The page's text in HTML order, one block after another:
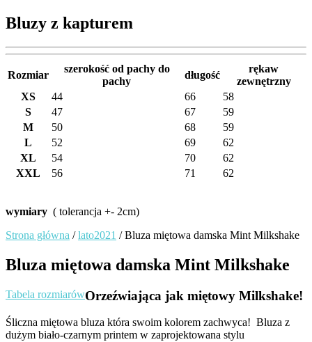
Bluzy z kapturem
Rozmiar
szerokość od pachy do
pachy
długość
rękaw
zewnętrzny
XS
44 66
58
S
47 67
59
M
50 68
59
L
52 69
62
XL
54 70
62
XXL
56 71 62
wymiary ( tolerancja +- 2cm)
Strona główna /lato2021 / Bluza miętowa damska Mint Milkshake
Bluza miętowa damska Mint Milkshake
Tabela rozmiarówOrzeźwiająca jak miętowy Milkshake!
Śliczna miętowa bluza która swoim kolorem zachwyca! Bluza z
dużym biało-czarnym printem w zaprojektowana stylu